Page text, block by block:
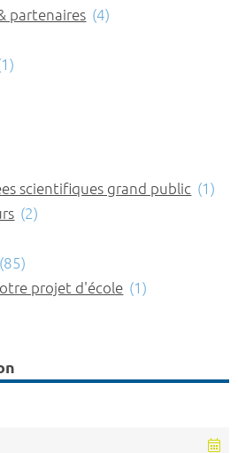
partenaires (4)
scientifiques grand public (1)
(2)
(85)
projet d'école (1)